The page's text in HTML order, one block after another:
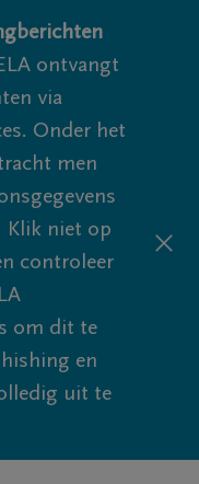
ontvangt
via
Onder het
men
Klik niet op
controleer
om dit te
en
uit te